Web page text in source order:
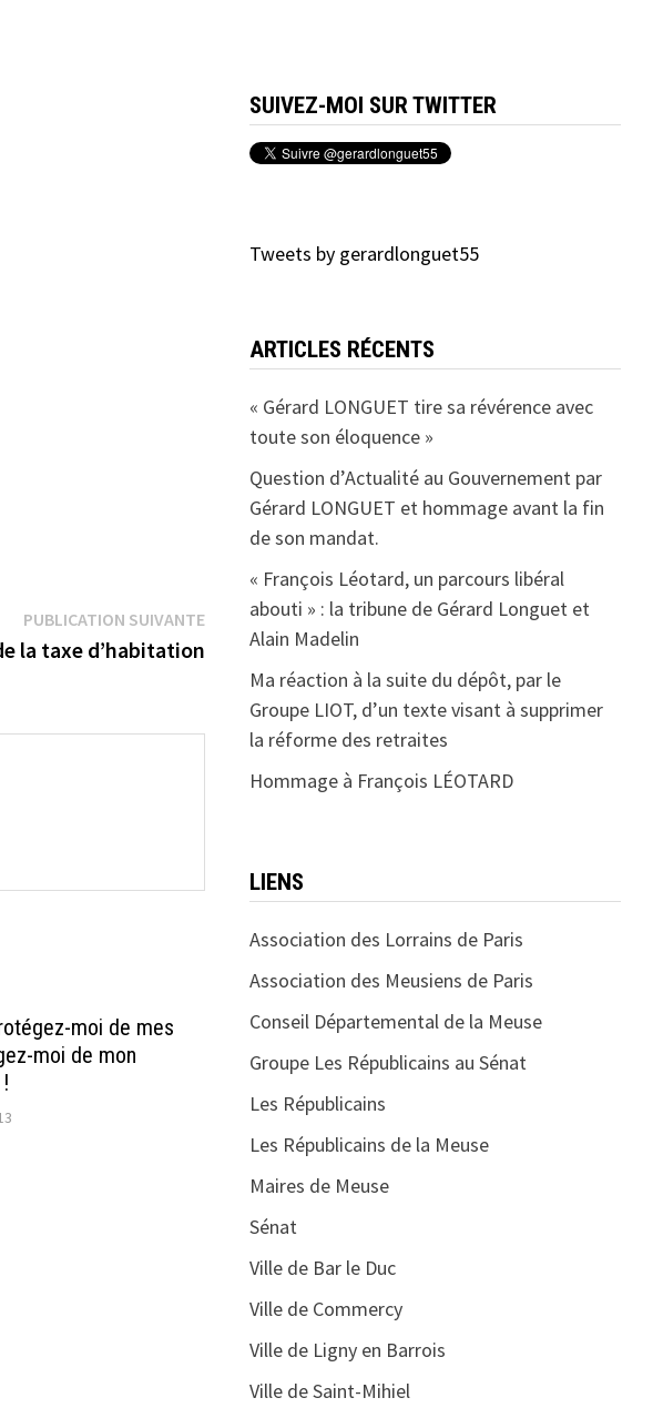
PUBLICATION SUIVANTEPublication
suivante :
la taxe d’habitation
moi de mes
moi de mon
SUIVEZ-MOI SUR TWITTER
Tweets by gerardlonguet55
ARTICLES RÉCENTS
« Gérard LONGUET tire sa révérence avec
toute son éloquence »
Question d’Actualité au Gouvernement par
Gérard LONGUET et hommage avant la fin
de son mandat.
« François Léotard, un parcours libéral
abouti » : la tribune de Gérard Longuet et
Alain Madelin
Ma réaction à la suite du dépôt, par le
Groupe LIOT, d’un texte visant à supprimer
la réforme des retraites
Hommage à François LÉOTARD
LIENS
Association des Lorrains de Paris
Association des Meusiens de Paris
Conseil Départemental de la Meuse
Groupe Les Républicains au Sénat
Les Républicains
Les Républicains de la Meuse
Maires de Meuse
Sénat
Ville de Bar le Duc
Ville de Commercy
Ville de Ligny en Barrois
Ville de Saint-Mihiel